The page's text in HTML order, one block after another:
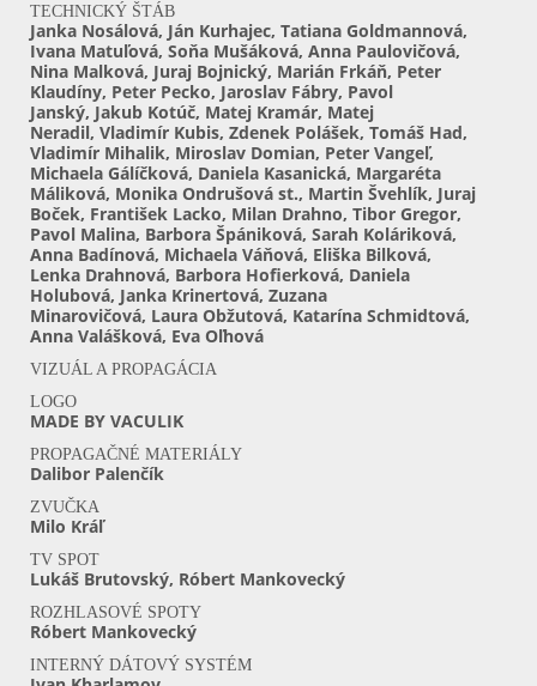
TECHNICKÝ ŠTÁB
Janka Nosálová, Ján Kurhajec, Tatiana Goldmannová,
Ivana Matuľová, Soňa Mušáková, Anna Paulovičová,
Nina Malková, Juraj Bojnický, Marián Frkáň, Peter
Klaudíny, Peter Pecko, Jaroslav Fábry, Pavol
Janský, Jakub Kotúč, Matej Kramár, Matej
Neradil, Vladimír Kubis, Zdenek Polášek, Tomáš Had,
Vladimír Mihalik, Miroslav Domian, Peter Vangeľ,
Michaela Gálíčková, Daniela Kasanická, Margaréta
Máliková, Monika Ondrušová st., Martin Švehlík, Juraj
Boček, František Lacko, Milan Drahno, Tibor Gregor,
Pavol Malina, Barbora Špániková, Sarah Koláriková,
Anna Badínová, Michaela Váňová, Eliška Bilková,
Lenka Drahnová, Barbora Hofierková, Daniela
Holubová, Janka Krinertová, Zuzana
Minarovičová, Laura Obžutová, Katarína Schmidtová,
Anna Valášková, Eva Oľhová
VIZUÁL A PROPAGÁCIA
LOGO
MADE BY VACULIK
PROPAGAČNÉ MATERIÁLY
Dalibor Palenčík
ZVUČKA
Milo Kráľ
TV SPOT
Lukáš Brutovský, Róbert Mankovecký
ROZHLASOVÉ SPOTY
Róbert Mankovecký
INTERNÝ DÁTOVÝ SYSTÉM